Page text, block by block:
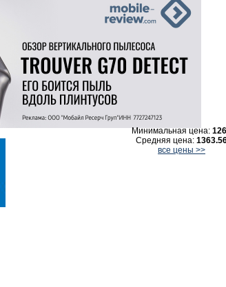
Минимальная цена:
Средняя цена:
все цены >>